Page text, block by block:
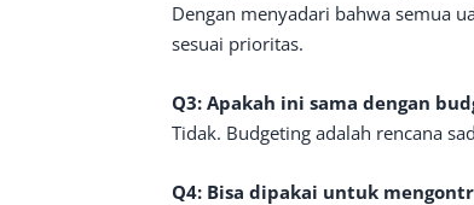
Dengan menyadari bahwa semua
sesuai prioritas.
Q3: Apakah ini sama dengan
Tidak. Budgeting adalah rencana
Q4: Bisa dipakai untuk